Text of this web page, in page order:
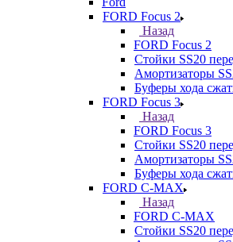
FORD Focus 2
Назад
FORD Focus 2
Стойки SS20
Амортизаторы
Буферы хода
FORD Focus 3
Назад
FORD Focus 3
Стойки SS20
Амортизаторы
Буферы хода
FORD С-MAX
Назад
FORD С-MAX
Стойки SS20